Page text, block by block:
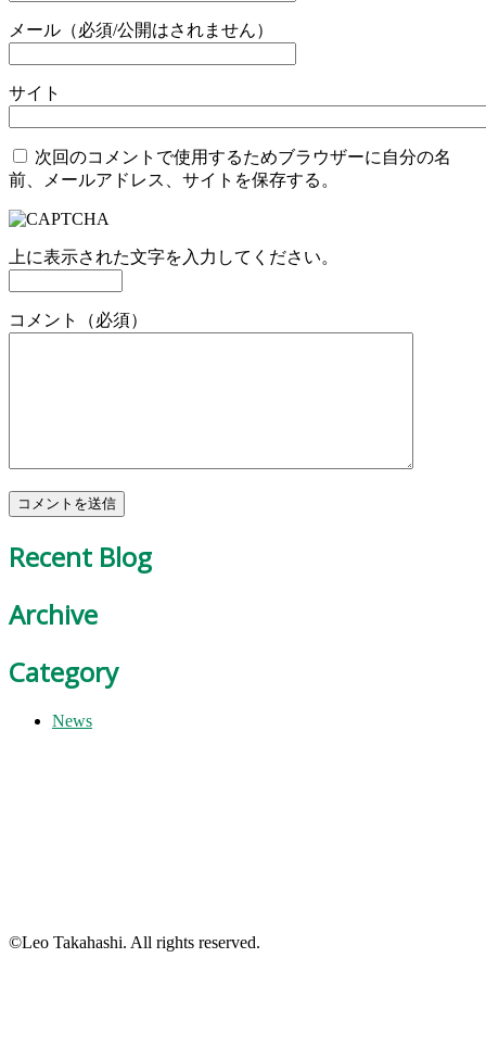
メール（必須/公開はされません）
サイト
次回のコメントで使用するためブラウザーに自分の名
前、メールアドレス、サイトを保存する。
上に表示された文字を入力してください。
コメント（必須）
Recent Blog
Archive
Category
News
©Leo Takahashi. All rights reserved.